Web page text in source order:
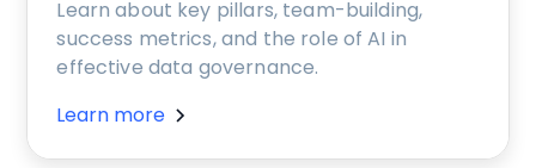
Learn about key pillars, team-building,
success metrics, and the role of AI in
effective data governance.
Learn more